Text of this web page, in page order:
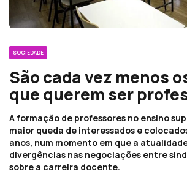
SOCIEDADE
São cada vez menos
que querem ser
A formação de professores no ensino
maior queda de interessados e
anos, num momento em que a
divergências nas negociações entre
sobre a carreira docente.